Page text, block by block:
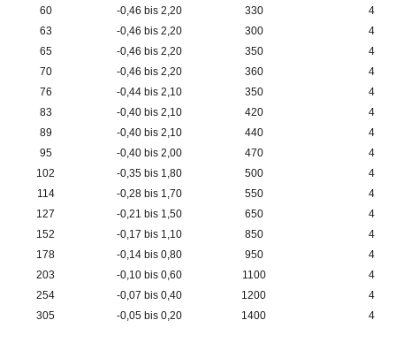
60
-0,46 bis 2,20 330
4
63
-0,46 bis 2,20 300
4
65
-0,46 bis 2,20 350
4
70
-0,46 bis 2,20 360
4
76
-0,44 bis 2,10 350
4
83
-0,40 bis 2,10 420
4
89
-0,40 bis 2,10 440
4
95
-0,40 bis 2,00 470
4
102
-0,35 bis 1,80 500
4
114
-0,28 bis 1,70 550
4
127
-0,21 bis 1,50 650
4
152
-0,17 bis 1,10 850
4
178
-0,14 bis 0,80 950
4
203
-0,10 bis 0,60 1100
4
254
-0,07 bis 0,40 1200
4
305
-0,05 bis 0,20 1400 4